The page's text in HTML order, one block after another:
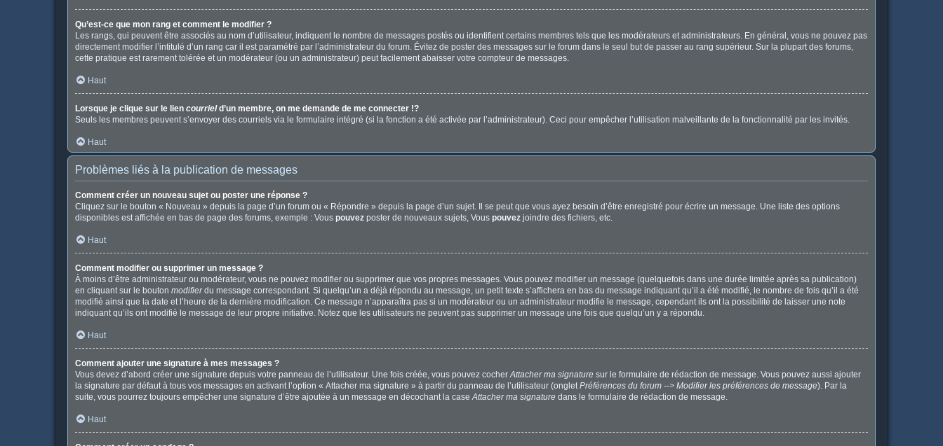
Qu’est-ce que mon rang et comment le modifier ?
Les rangs, qui peuvent être associés au nom d’utilisateur, indiquent le nombre de messages postés ou identifient certains membres tels que les modérateurs et administrateurs. En général, vous ne pouvez pas
directement modifier l’intitulé d’un rang car il est paramétré par l’administrateur du forum. Évitez de poster des messages sur le forum dans le seul but de passer au rang supérieur. Sur la plupart des forums,
cette pratique est rarement tolérée et un modérateur (ou un administrateur) peut facilement abaisser votre compteur de messages.
Haut
Lorsque je clique sur le lien courrield’un membre, on me demande de me connecter !?
Seuls les membres peuvent s’envoyer des courriels via le formulaire intégré (si la fonction a été activée par l’administrateur). Ceci pour empêcher l’utilisation malveillante de la fonctionnalité par les invités.
Haut
Problèmes liés à la publication de messages
Comment créer un nouveau sujet ou poster une réponse ?
Cliquez sur le bouton « Nouveau » depuis la page d’un forum ou « Répondre » depuis la page d’un sujet. Il se peut que vous ayez besoin d’être enregistré pour écrire un message. Une liste des options
disponibles est affichée en bas de page des forums, exemple : Vous pouvez poster de nouveaux sujets, Vous pouvez joindre des fichiers, etc.
Haut
Comment modifier ou supprimer un message ?
À moins d’être administrateur ou modérateur, vous ne pouvez modifier ou supprimer que vos propres messages. Vous pouvez modifier un message (quelquefois dans une durée limitée après sa publication)
en cliquant sur le bouton modifierdu message correspondant. Si quelqu’un a déjà répondu au message, un petit texte s’affichera en bas du message indiquant qu’il a été modifié, le nombre de fois qu’il a été
modifié ainsi que la date et l’heure de la dernière modification. Ce message n’apparaîtra pas si un modérateur ou un administrateur modifie le message, cependant ils ont la possibilité de laisser une note
indiquant qu’ils ont modifié le message de leur propre initiative. Notez que les utilisateurs ne peuvent pas supprimer un message une fois que quelqu’un y a répondu.
Haut
Comment ajouter une signature à mes messages ?
Vous devez d’abord créer une signature depuis votre panneau de l’utilisateur. Une fois créée, vous pouvez cocherAttacher ma signature sur le formulaire de rédaction de message. Vous pouvez aussi ajouter
la signature par défaut à tous vos messages en activant l’option « Attacher ma signature » à partir du panneau de l’utilisateur (ongletPréférences du forum --> Modifier les préférences de message). Par la
suite, vous pourrez toujours empêcher une signature d’être ajoutée à un message en décochant la caseAttacher ma signature dans le formulaire de rédaction de message.
Haut